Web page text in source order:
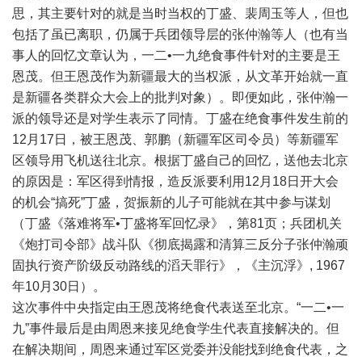
思，其主要针对的就是当时当权的丁盛、裴周玉等人，但也
包括了虽已离职，仍属于兵团领导层的张仲瀚等人（也有当
事人的回忆文章认为，一二•一九绝食事件针对的主要是王
恩茂。但王恩茂作为新疆最大的当权派，从文革开始就一直
是新疆各类群众大会上的批判对象）。即便如此，张仲瀚一
派的领导还是对学生表示了同情。丁盛在绝食事件发生前的
12月17日，被王恩茂、郭鹏（新疆军区司令员）等新疆军
区领导用飞机送往北京。根据丁盛自己的回忆，送他去北京
的原因是：军区得到情报，造反派要利用12月18日开大会
的机会“搞死”丁盛，贺振新的儿子可能就在其中参与谋划
（丁盛《落难将军•丁盛将军回忆录》，第81页；兵团机关
《炮打司令部》战斗队《彻底揭露和清算三反分子张仲瀚顽
固执行资产阶级反动路线的滔天罪行》，《主沉浮》, 1967
年10月30日）。
这次事件中央指定由王恩茂将绝食代表送至北京。“一二•一
九”事件最后是由周恩来接见绝食学生代表直接解决的。但
在解决期间，周恩来通过军区党委并没能找到绝食代表，之